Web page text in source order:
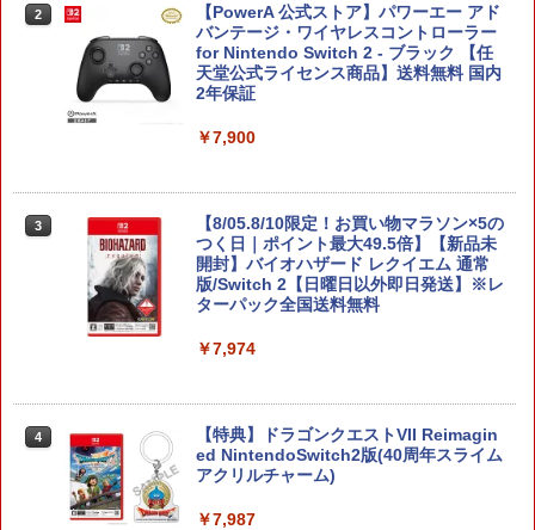
2
【PowerA 公式ストア】パワーエー アド
バンテージ・ワイヤレスコントローラー
for Nintendo Switch 2 - ブラック 【任
天堂公式ライセンス商品】送料無料 国内
2年保証
￥7,900
3
【8/05.8/10限定！お買い物マラソン×5の
つく日｜ポイント最大49.5倍】【新品未
開封】バイオハザード レクイエム 通常
版/Switch 2【日曜日以外即日発送】※レ
ターパック全国送料無料
￥7,974
4
【特典】ドラゴンクエストVII Reimagin
ed NintendoSwitch2版(40周年スライム
アクリルチャーム)
￥7,987